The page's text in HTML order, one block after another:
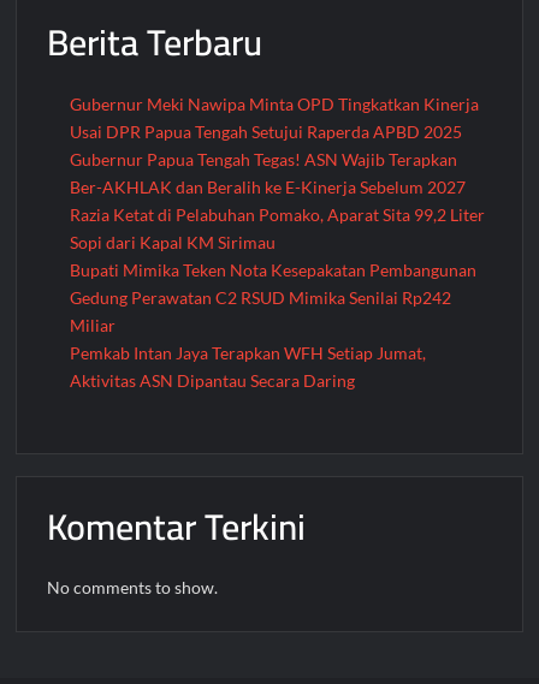
Berita Terbaru
Gubernur Meki Nawipa Minta OPD Tingkatkan Kinerja
Usai DPR Papua Tengah Setujui Raperda APBD 2025
Gubernur Papua Tengah Tegas! ASN Wajib Terapkan
Ber-AKHLAK dan Beralih ke E-Kinerja Sebelum 2027
Razia Ketat di Pelabuhan Pomako, Aparat Sita 99,2 Liter
Sopi dari Kapal KM Sirimau
Bupati Mimika Teken Nota Kesepakatan Pembangunan
Gedung Perawatan C2 RSUD Mimika Senilai Rp242
Miliar
Pemkab Intan Jaya Terapkan WFH Setiap Jumat,
Aktivitas ASN Dipantau Secara Daring
Komentar Terkini
No comments to show.